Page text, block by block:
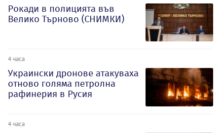
Рокади в полицията във
Велико Търново (СНИМКИ)
4 часа
Украински дронове атакуваха
отново голяма петролна
рафинерия в Русия
4 часа